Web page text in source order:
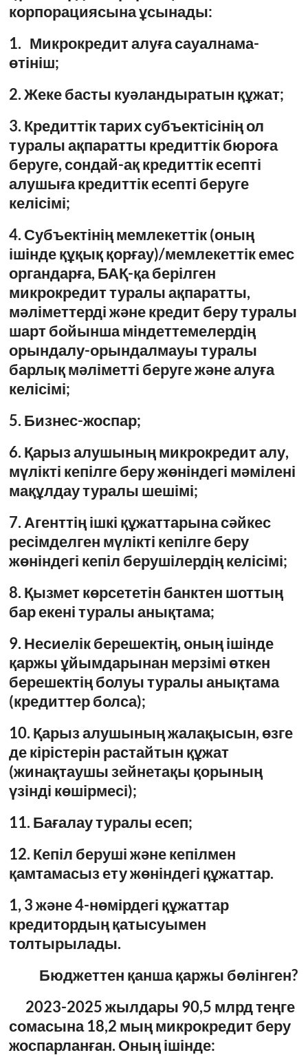
корпорациясына ұсынады:
1. Микрокредит алуға сауалнама-
өтініш;
2. Жеке басты куәландыратын құжат;
3. Кредиттік тарих субъектісінің ол
туралы ақпаратты кредиттік бюроға
беруге, сондай-ақ кредиттік есепті
алушыға кредиттік есепті беруге
келісімі;
4. Субъектінің мемлекеттік (оның
ішінде құқық қорғау)/мемлекеттік емес
органдарға, БАҚ-қа берілген
микрокредит туралы ақпаратты,
мәліметтерді және кредит беру туралы
шарт бойынша міндеттемелердің
орындалу-орындалмауы туралы
барлық мәліметті беруге және алуға
келісімі;
5. Бизнес-жоспар;
6. Қарыз алушының микрокредит алу,
мүлікті кепілге беру жөніндегі мәмілені
мақұлдау туралы шешімі;
7. Агенттің ішкі құжаттарына сәйкес
ресімделген мүлікті кепілге беру
жөніндегі кепіл берушілердің келісімі;
8. Қызмет көрсететін банктен шоттың
бар екені туралы анықтама;
9. Несиелік берешектің, оның ішінде
қаржы ұйымдарынан мерзімі өткен
берешектің болуы туралы анықтама
(кредиттер болса);
10. Қарыз алушының жалақысын, өзге
де кірістерін растайтын құжат
(жинақтаушы зейнетақы қорының
үзінді көшірмесі);
11. Бағалау туралы есеп;
12. Кепіл беруші және кепілмен
қамтамасыз ету жөніндегі құжаттар.
1, 3 және 4-нөмірдегі құжаттар
кредитордың қатысуымен
толтырылады.
Бюджеттен қанша қаржы бөлінген?
2023-2025 жылдары 90,5 млрд теңге
сомасына 18,2 мың микрокредит беру
жоспарланған. Оның ішінде: